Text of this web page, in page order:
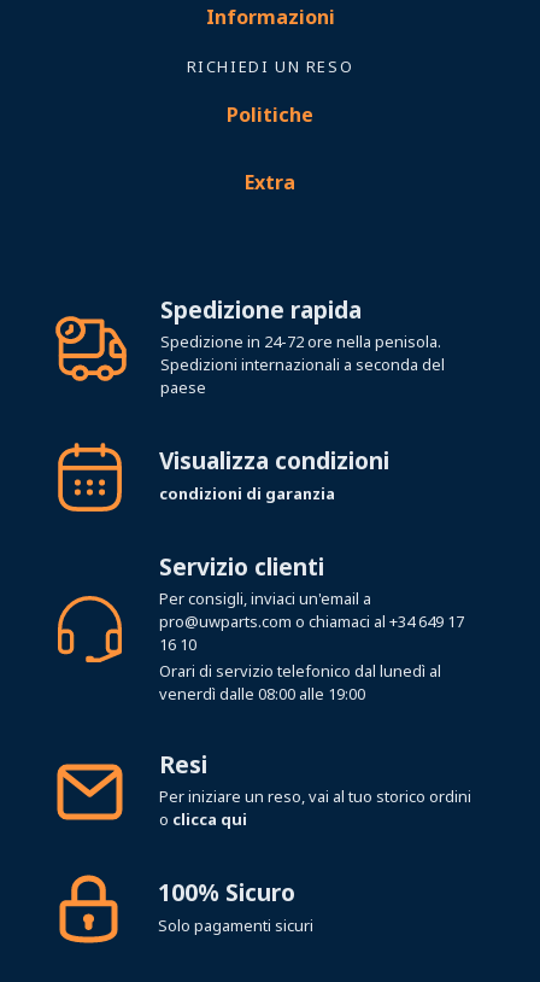
Informazioni
RICHIEDI UN RESO
Politiche
Extra
Spedizione rapida
Spedizione in 24-72 ore nella penisola.
Spedizioni internazionali a seconda del
paese
Visualizza condizioni
condizioni di garanzia
Servizio clienti
Per consigli, inviaci un'email a
pro@uwparts.com o chiamaci al +34 649 17
16 10
Orari di servizio telefonico dal lunedì al
venerdì dalle 08:00 alle 19:00
Resi
Per iniziare un reso, vai al tuo storico ordini
o clicca qui
100% Sicuro
Solo pagamenti sicuri